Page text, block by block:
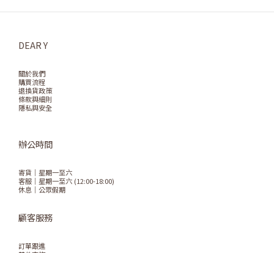
DEAR Y
關於我們
購買流程
退換貨政策
條款與細則
隱私與安全
辦公時間
寄貨｜星期一至六
客服｜星期一至六 (12:00-18:00)
休息｜公眾假期
顧客服務
訂單跟進